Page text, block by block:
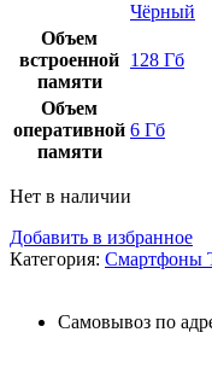
Чёрный
Объем
встроенной
памяти
128 Гб
Объем
оперативной
памяти
6 Гб
Нет в наличии
Добавить в избранное
Категория: Смартфоны
Самовывоз по